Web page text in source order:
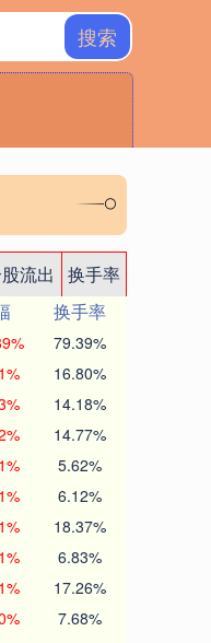
搜索
流出
换手率
换手率
79.39%
16.80%
14.18%
14.77%
5.62%
6.12%
18.37%
6.83%
17.26%
7.68%